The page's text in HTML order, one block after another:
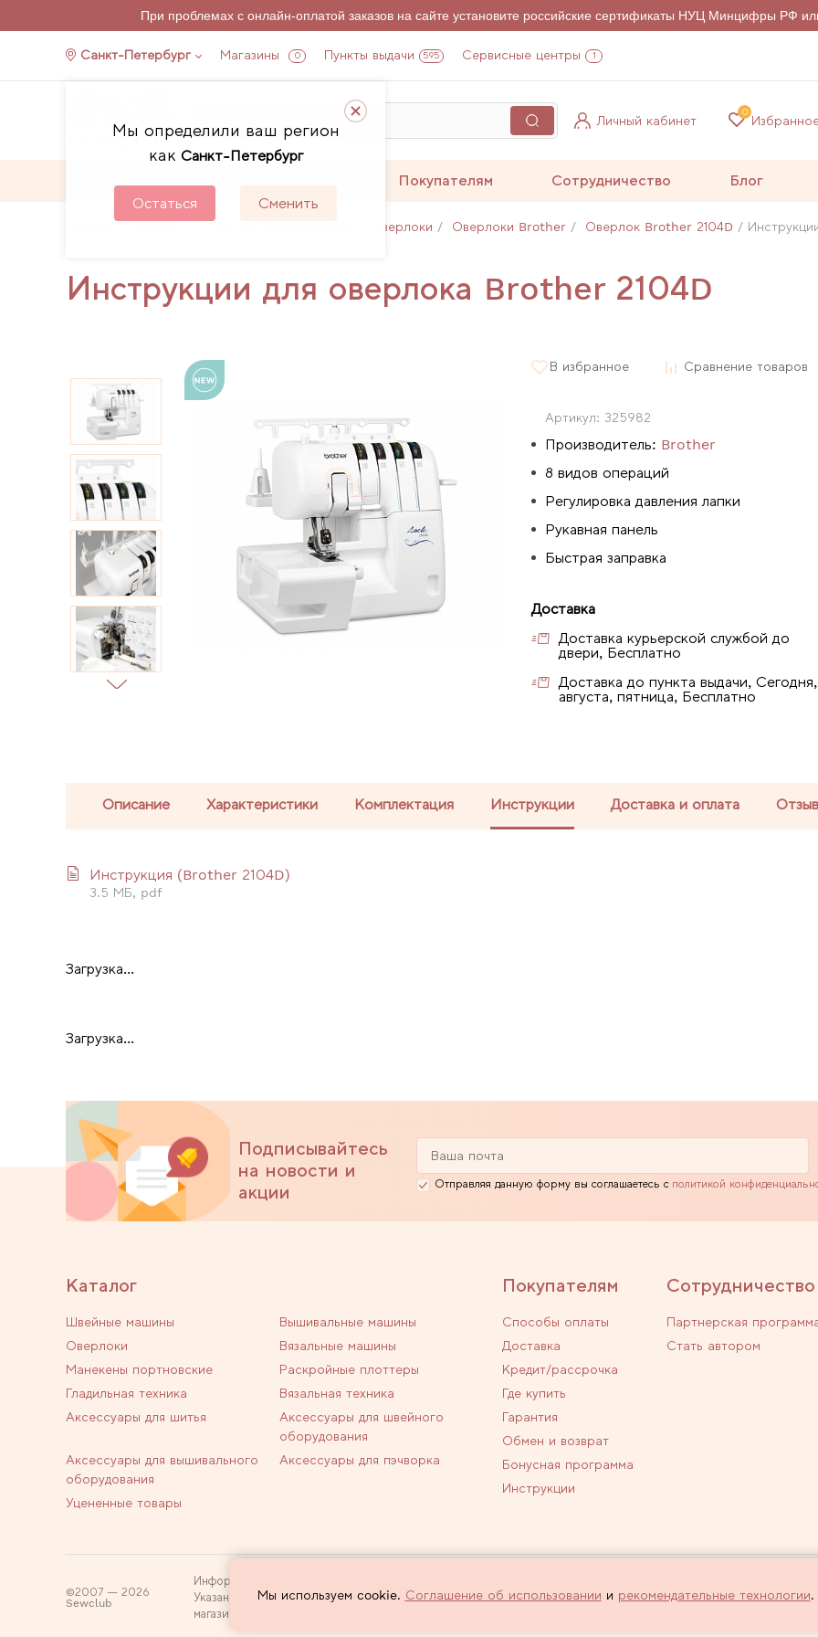
При проблемах с онлайн-оплатой заказов на сайте установите российские сертификаты НУЦ Минцифры РФ
Санкт-Петербург Магазины 0 Пункты выдачи 595 Сервисные центры 1
Мы определили ваш регион
как Санкт-Петербург
Остаться Сменить
Личный кабинет
0
Покупателям Сотрудничество Блог
Каталог Швейное оборудование Оверлоки Оверлоки Brother Оверлок Brother 2104D
Инструкции для оверлока Brother 2104D
В избранное Сравнение товаров
Артикул: 325982
Производитель: Brother
8 видов операций
Регулировка давления лапки
Рукавная панель
Быстрая заправка
Доставка
Доставка курьерской службой до
двери, Бесплатно
Доставка до пункта выдачи,
августа, пятница, Бесплатно
Описание Характеристики Комплектация Инструкции Доставка и оплата
Инструкция (Brother 2104D)
3.5 МБ, pdf
Загрузка...
Загрузка...
Подписывайтесь
на новости и
акции
Отправляя данную форму вы соглашаетесь с политикой
Каталог
Швейные машины
Вышивальные машины
Оверлоки
Вязальные машины
Манекены портновские
Раскройные плоттеры
Гладильная техника
Вязальная техника
Аксессуары для шитья
Аксессуары для швейного
оборудования
Аксессуары для вышивального
оборудования
Аксессуары для пэчворка
Уцененные товары
Покупателям
Способы оплаты
Доставка
Кредит/рассрочка
Где купить
Гарантия
Обмен и возврат
Бонусная программа
Инструкции
Сотрудничество
Партнерская
Стать автором
2007 — 2026
Sewclub
Информация на сайте не является публичной офертой.
Указанные цены действуют только при оформлении заказа через интернет-
магазин
Используем
Мы используем cookie. Соглашение об использовании и рекомендательные технологии.